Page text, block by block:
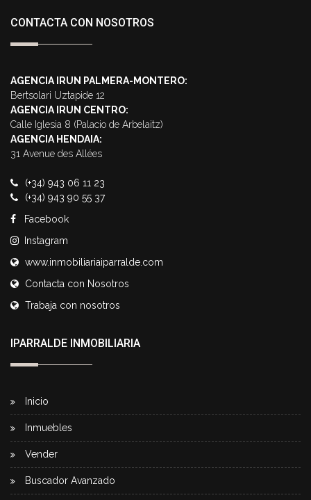
CONTACTA CON NOSOTROS
AGENCIA IRUN PALMERA-MONTERO:
Bertsolari Uztapide 12
AGENCIA IRUN CENTRO:
Calle Iglesia 8 (Palacio de Arbelaitz)
AGENCIA HENDAIA:
31 Avenue des Allées
(+34) 943 06 11 23
(+34) 943 90 55 37
Facebook
Instagram
www.inmobiliariaiparralde.com
Contacta con Nosotros
Trabaja con nosotros
IPARRALDE INMOBILIARIA
Inicio
Inmuebles
Vender
Buscador Avanzado